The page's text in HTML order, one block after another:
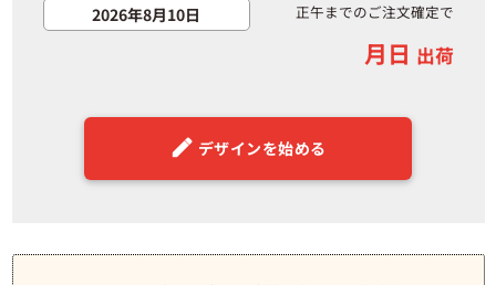
正午までのご注文確定で
月日 出荷
デザインを始める